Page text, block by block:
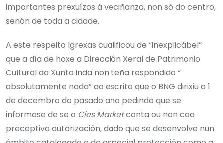
importantes prexuízos á veciñanza, non só do centro,
senón de toda a cidade.
A este respeito Igrexas cualificou de “inexplicábel”
que a día de hoxe a Dirección Xeral de Patrimonio
Cultural da Xunta inda non teña respondido “
absolutamente nada” ao escrito que o BNG dirixiu o 1
de decembro do pasado ano pedindo que se
informase de se o Cíes Marketconta ou non coa
preceptiva autorización, dado que se desenvolve nun